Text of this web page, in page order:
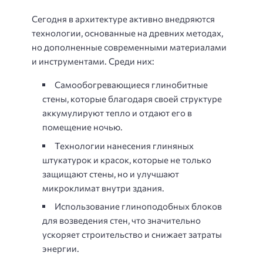
Сегодня в архитектуре активно внедряются
технологии, основанные на древних методах,
но дополненные современными материалами
и инструментами. Среди них:
Самообогревающиеся глинобитные
стены, которые благодаря своей структуре
аккумулируют тепло и отдают его в
помещение ночью.
Технологии нанесения глиняных
штукатурок и красок, которые не только
защищают стены, но и улучшают
микроклимат внутри здания.
Использование глиноподобных блоков
для возведения стен, что значительно
ускоряет строительство и снижает затраты
энергии.